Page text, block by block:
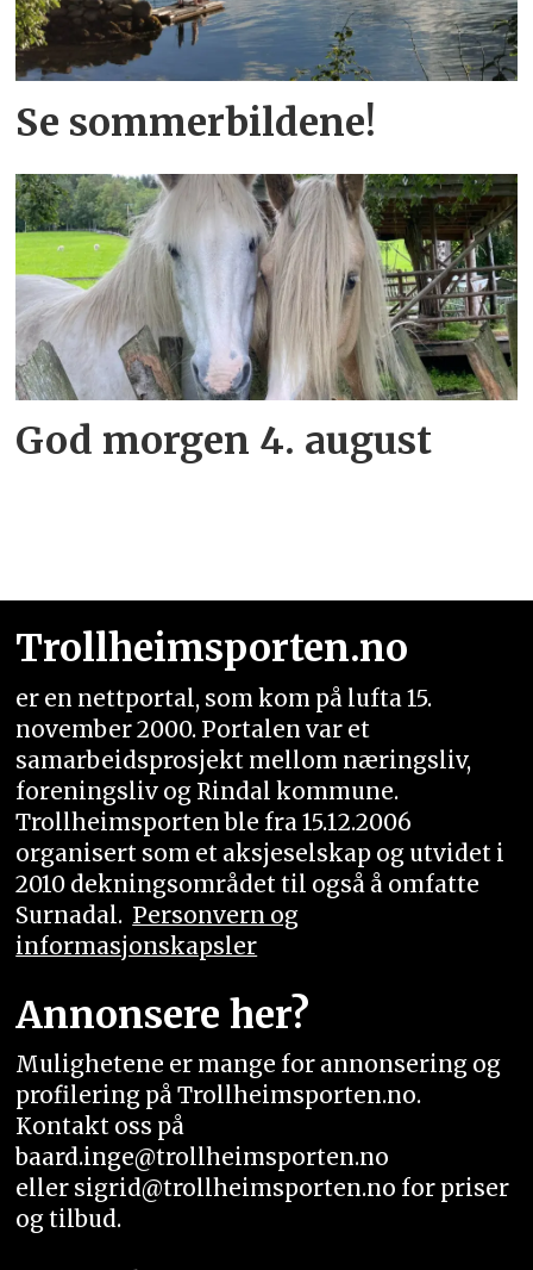
Se sommerbildene!
God morgen 4. august
Trollheimsporten.no
er en nettportal, som kom på lufta 15.
november 2000. Portalen var et
samarbeidsprosjekt mellom næringsliv,
foreningsliv og Rindal kommune.
Trollheimsporten ble fra 15.12.2006
organisert som et aksjeselskap og utvidet i
2010 dekningsområdet til også å omfatte
Surnadal. Personvern og
informasjonskapsler
Annonsere her?
Mulighetene er mange for annonsering og
profilering på Trollheimsporten.no.
Kontakt oss på
baard.inge@trollheimsporten.no
eller sigrid@trollheimsporten.no for priser
og tilbud.